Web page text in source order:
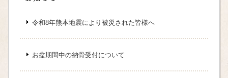
令和8年熊本地震により被災された皆様へ
お盆期間中の納骨受付について